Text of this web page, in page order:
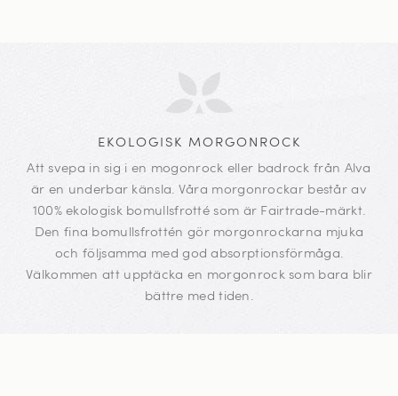
EKOLOGISK MORGONROCK
Att svepa in sig i en mogonrock eller badrock från Alva
är en underbar känsla. Våra morgonrockar består av
100% ekologisk bomullsfrotté som är Fairtrade-märkt.
Den fina bomullsfrottén gör morgonrockarna mjuka
och följsamma med god absorptionsförmåga.
Välkommen att upptäcka en morgonrock som bara blir
bättre med tiden.